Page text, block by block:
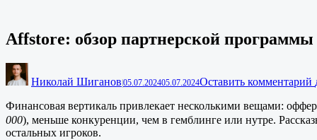
Affstore: обзор партнерской программы
Николай Шиганов 05.07.202405.07.2024Оставить комментарий
Финансовая вертикаль привлекает несколькими вещами:
000), меньше конкуренции, чем в гемблинге или нутре.
остальных игроков.